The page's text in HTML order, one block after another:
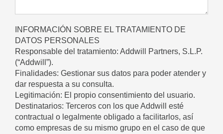
INFORMACIÓN SOBRE EL TRATAMIENTO DE
DATOS PERSONALES
Responsable del tratamiento: Addwill Partners, S.L.P.
(“Addwill”).
Finalidades: Gestionar sus datos para poder atender y
dar respuesta a su consulta.
Legitimación: El propio consentimiento del usuario.
Destinatarios: Terceros con los que Addwill esté
contractual o legalmente obligado a facilitarlos, así
como empresas de su mismo grupo en el caso de que